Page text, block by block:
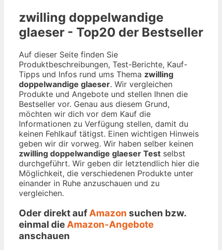
zwilling doppelwandige
glaeser - Top20 der Bestseller
Auf dieser Seite finden Sie
Produktbeschreibungen, Test-Berichte, Kauf-
Tipps und Infos rund ums Thema zwilling
doppelwandige glaeser. Wir vergleichen
Produkte und Angebote und stellen Ihnen die
Bestseller vor. Genau aus diesem Grund,
möchten wir dich vor dem Kauf die
Informationen zu Verfügung stellen, damit du
keinen Fehlkauf tätigst. Einen wichtigen Hinweis
geben wir dir vorweg. Wir haben selber keinen
zwilling doppelwandige glaeser Test selbst
durchgeführt. Wir geben dir letztendlich hier die
Möglichkeit, die verschiedenen Produkte unter
einander in Ruhe anzuschauen und zu
vergleichen.
Oder direkt aufAmazon suchen bzw.
einmal dieAmazon-Angebote
anschauen